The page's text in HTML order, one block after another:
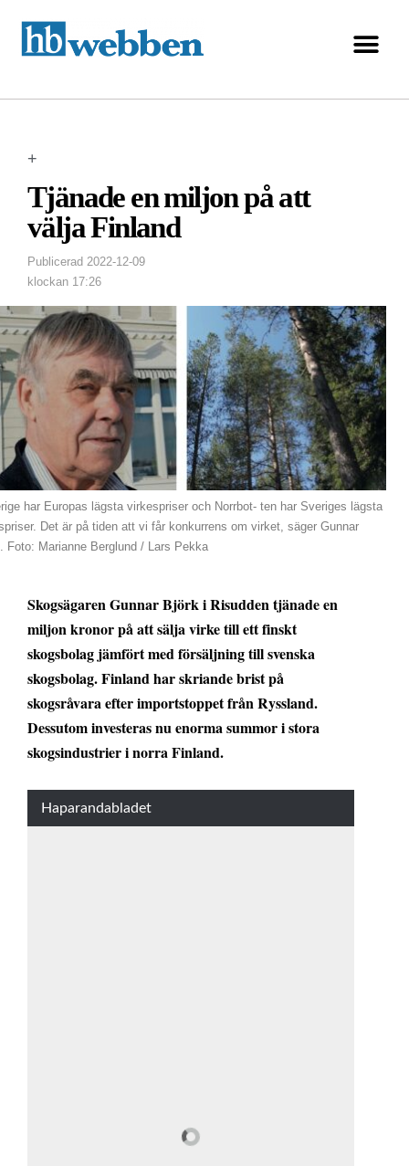
+
Tjänade en miljon på att
välja Finland
Publicerad 2022-12-09
klockan 17:26
har Europas lägsta virkespriser och Norrbot- ten har Sveriges lägsta
Det är på tiden att vi får konkurrens om virket, säger Gunnar
Foto: Marianne Berglund / Lars Pekka
Skogsägaren Gunnar Björk i Risudden tjänade en
miljon kronor på att sälja virke till ett finskt
skogsbolag jämfört med försäljning till svenska
skogsbolag. Finland har skriande brist på
skogsråvara efter importstoppet från Ryssland.
Dessutom investeras nu enorma summor i stora
skogsindustrier i norra Finland.